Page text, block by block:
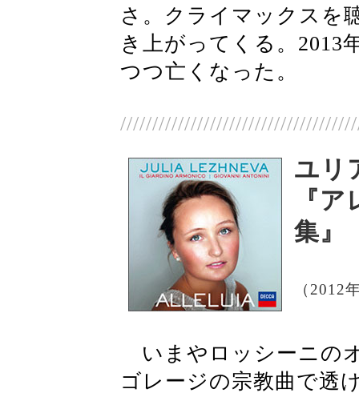
さ。クライマックスを
き上がってくる。2013
つつ亡くなった。
ユリ
『
集』
（2012
いまやロッシーニの
ゴレージの宗教曲で透